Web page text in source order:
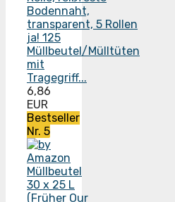
ja! 125
Müllbeutel/Mülltüten
mit
Tragegriff...
6,86
EUR
Bestseller
Nr. 5